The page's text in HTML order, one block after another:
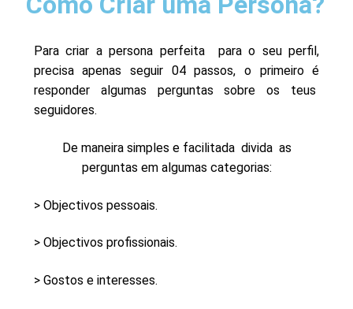
Para criar a persona perfeita para o seu perfil,
precisa apenas seguir 04 passos, o primeiro é
responder algumas perguntas sobre os teus
seguidores.
De maneira simples e facilitada divida as
perguntas em algumas categorias:
> Objectivos pessoais.
> Objectivos profissionais.
> Gostos e interesses.